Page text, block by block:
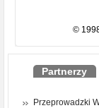
©
Partnerzy
Przeprowadzki